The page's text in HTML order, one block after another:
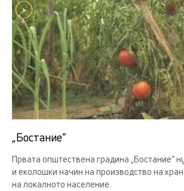
„Бостание“
Првата општествена градина „Бостание“
и еколошки начин на производство на
на локалното население.